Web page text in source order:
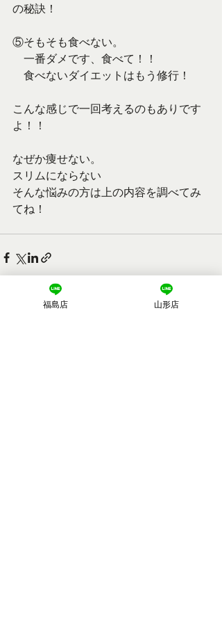
の秘訣！
⑤そもそも食べない。
一番ダメです、食べて！！
食べないダイエットはもう修行！
こんな感じで一回考えるのもありです
よ！！
なぜか痩せない。
スリムにならない
そんな悩みの方は上の内容を調べてみ
てね！
福島店 山形店